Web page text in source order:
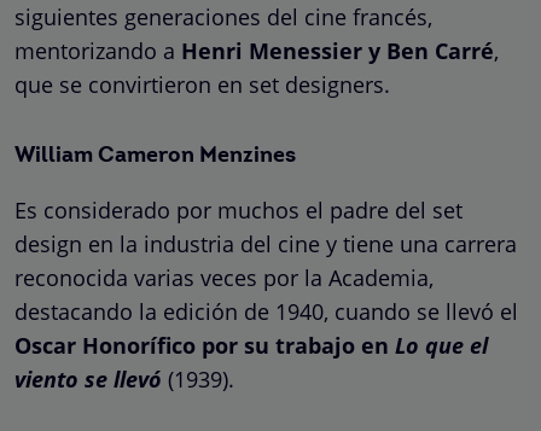
siguientes generaciones del cine francés,
mentorizando a Henri Menessier y Ben Carré,
que se convirtieron en set designers.
William Cameron Menzines
Es considerado por muchos el padre del set
design en la industria del cine y tiene una carrera
reconocida varias veces por la Academia,
destacando la edición de 1940, cuando se llevó el
Oscar Honorífico por su trabajo en Lo que el
viento se llevó (1939).